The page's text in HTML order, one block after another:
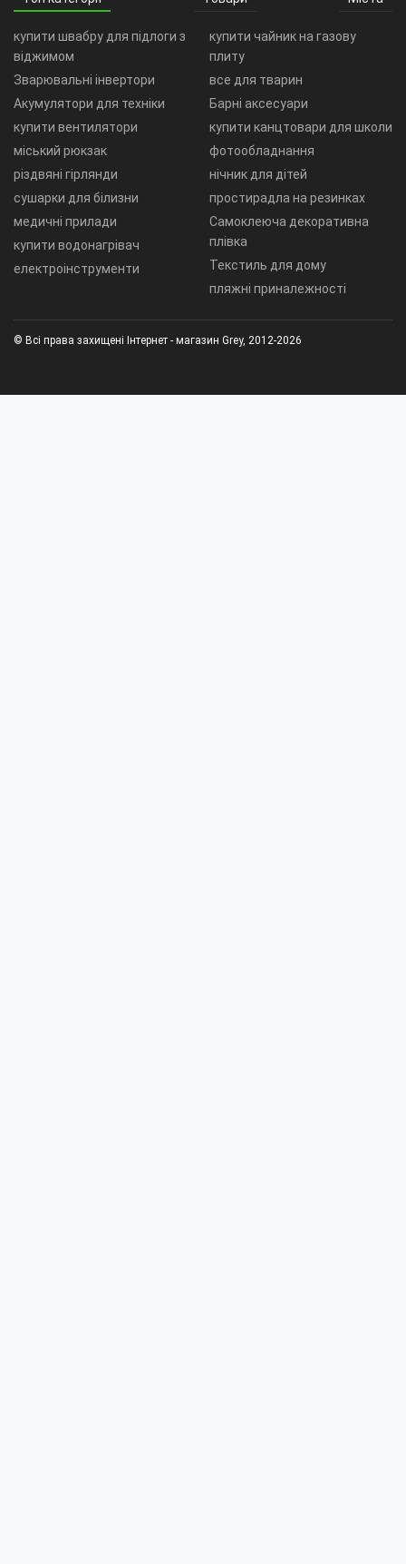
купити швабру для підлоги з
віджимом
Зварювальні інвертори
Акумулятори для техніки
купити вентилятори
міський рюкзак
різдвяні гірлянди
сушарки для білизни
медичні прилади
купити водонагрівач
електроінструменти
купити чайник на газову
плиту
все для тварин
Барні аксесуари
купити канцтовари для школи
фотообладнання
нічник для дітей
простирадла на резинках
Самоклеюча декоративна
плівка
Текстиль для дому
пляжні приналежності
© Всі права захищені Інтернет - магазин Grey, 2012-2026